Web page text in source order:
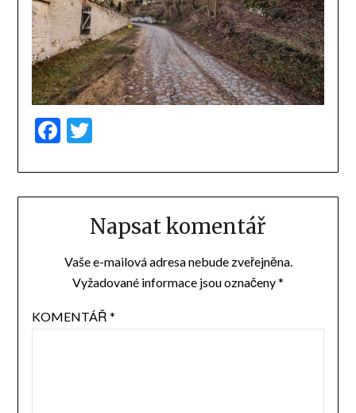
Facebook
Twitter
Napsat komentář
Vaše e-mailová adresa nebude zveřejněna.
Vyžadované informace jsou označeny*
KOMENTÁŘ *